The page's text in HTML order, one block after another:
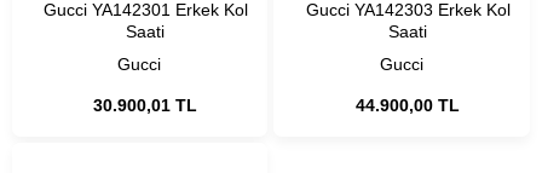
Gucci
Gucci YA142301 Erkek Kol
Saati
30.900,01 TL
Gucci
Gucci YA142303 Erkek Kol
Saati
44.900,00 TL